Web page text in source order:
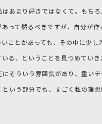
はあまり好きではなくて。もち
あって然るべきですが、自分が
いことがあっても、その中に少し
る、ということを見つめていき
にそういう雰囲気があり、重い
いう部分でも、すごく私の理想